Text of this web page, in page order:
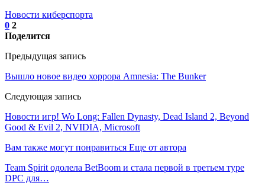
Новости киберспорта
0 2
Поделится
Предыдущая запись
Вышло новое видео хоррора Amnesia: The Bunker
Следующая запись
Новости игр! Wo Long: Fallen Dynasty, Dead Island 2, Beyond
Good & Evil 2, NVIDIA, Microsoft
Вам также могут понравиться Еще от автора
Team Spirit одолела BetBoom и стала первой в третьем туре
DPC для…